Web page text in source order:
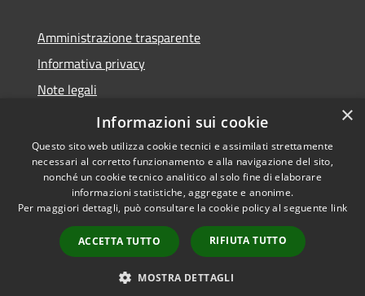
Amministrazione trasparente
Informativa privacy
Note legali
Dichiarazione di accessibilità
Accessibilità
Copyright © 2026 • Comune di
Molinella • Powered by
Municipium•
Accesso
redazione
×
Informazioni sui cookie
Questo sito web utilizza cookie tecnici e assimilati strettamente
necessari al corretto funzionamento e alla navigazione del sito,
nonché un cookie tecnico analitico al solo fine di elaborare
informazioni statistiche, aggregate e anonime.
Per maggiori dettagli, può consultare la cookie policy al seguente link
ACCETTA TUTTO RIFIUTA TUTTO
MOSTRA DETTAGLI